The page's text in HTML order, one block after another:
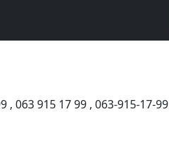
, 063 915 17 99 , 063-915-17-99